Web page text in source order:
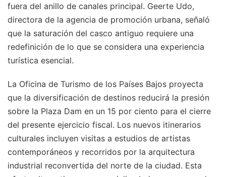
fuera del anillo de canales principal. Geerte Udo,
directora de la agencia de promoción urbana, señaló
que la saturación del casco antiguo requiere una
redefinición de lo que se considera una experiencia
turística esencial.
La Oficina de Turismo de los Países Bajos proyecta
que la diversificación de destinos reducirá la presión
sobre la Plaza Dam en un 15 por ciento para el cierre
del presente ejercicio fiscal. Los nuevos itinerarios
culturales incluyen visitas a estudios de artistas
contemporáneos y recorridos por la arquitectura
industrial reconvertida del norte de la ciudad. Esta